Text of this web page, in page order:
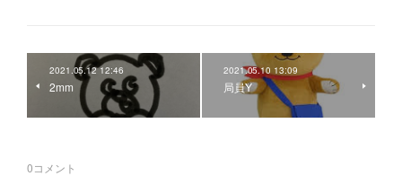
2021.05.12 12:46
2mm
2021.05.10 13:09
局員Y
0コメント